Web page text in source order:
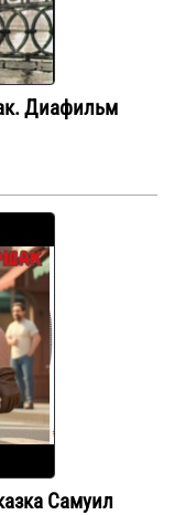
Диафильм
Самуил